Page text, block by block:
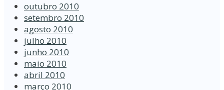
outubro 2010
setembro 2010
agosto 2010
julho 2010
junho 2010
maio 2010
abril 2010
março 2010